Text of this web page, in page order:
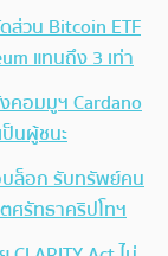
วน Bitcoin ETF
แทนถึง 3 เท่า
คอมมูฯ Cardano
นผู้ชนะ
บล็อก รับทรัพย์คน
ศรัทธาคริปโทฯ